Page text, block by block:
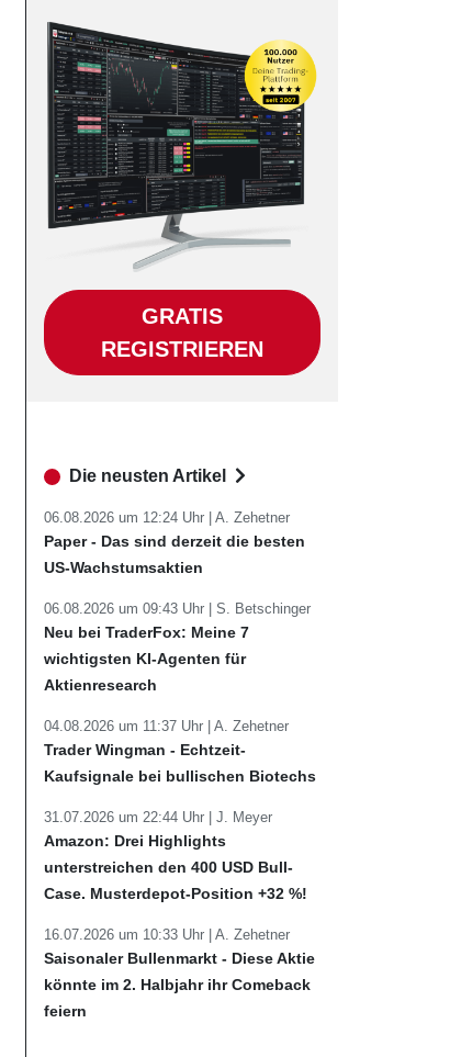
GRATIS
REGISTRIEREN
Die neusten Artikel
06.08.2026 um 12:24 Uhr | A. Zehetner
Paper - Das sind derzeit die besten
US-Wachstumsaktien
06.08.2026 um 09:43 Uhr | S. Betschinger
Neu bei TraderFox: Meine 7
wichtigsten KI-Agenten für
Aktienresearch
04.08.2026 um 11:37 Uhr | A. Zehetner
Trader Wingman - Echtzeit-
Kaufsignale bei bullischen Biotechs
31.07.2026 um 22:44 Uhr | J. Meyer
Amazon: Drei Highlights
unterstreichen den 400 USD Bull-
Case. Musterdepot-Position +32 %!
16.07.2026 um 10:33 Uhr | A. Zehetner
Saisonaler Bullenmarkt - Diese Aktie
könnte im 2. Halbjahr ihr Comeback
feiern